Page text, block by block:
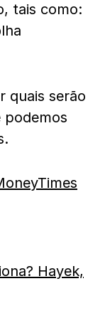
tais como:
quais serão
podemos
Hayek,